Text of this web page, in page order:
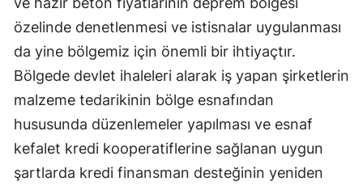
özelinde denetlenmesi ve istisnalar uygulanması
da yine bölgemiz için önemli bir ihtiyaçtır.
Bölgede devlet ihaleleri alarak iş yapan şirketlerin
malzeme tedarikinin bölge esnafından
hususunda düzenlemeler yapılması ve esnaf
kefalet kredi kooperatiflerine sağlanan uygun
şartlarda kredi finansman desteğinin yeniden